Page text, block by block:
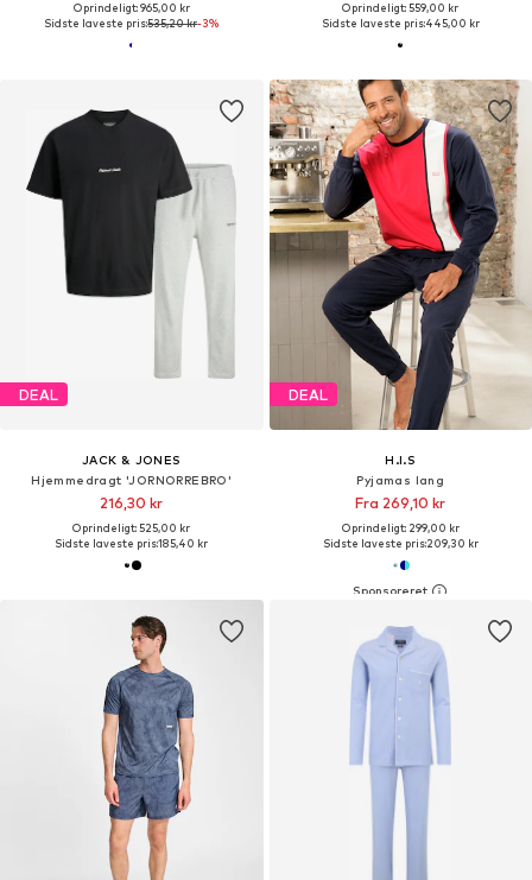
Oprindeligt: 965,00 kr
Sidste laveste pris:535,20 kr-3%
Oprindeligt: 559,00 kr
Sidste laveste pris:445,00 kr
DEAL
JACK & JONES
Hjemmedragt 'JORNORREBRO'
216,30 kr
Oprindeligt: 525,00 kr
Sidste laveste pris:185,40 kr
DEAL
H.I.S
Pyjamas lang
Fra 269,10 kr
Oprindeligt: 299,00 kr
Sidste laveste pris:209,30 kr